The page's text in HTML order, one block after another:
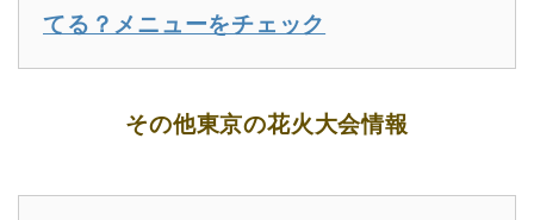
てる？メニューをチェック
その他東京の花火大会情報